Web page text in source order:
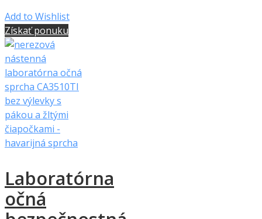
Add to Wishlist
Získať ponuku
Laboratórna
očná